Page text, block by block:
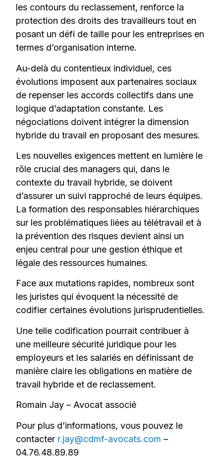
les contours du reclassement, renforce la
protection des droits des travailleurs tout en
posant un défi de taille pour les entreprises en
termes d’organisation interne.
Au-delà du contentieux individuel, ces
évolutions imposent aux partenaires sociaux
de repenser les accords collectifs dans une
logique d’adaptation constante. Les
négociations doivent intégrer la dimension
hybride du travail en proposant des mesures.
Les nouvelles exigences mettent en lumière le
rôle crucial des managers qui, dans le
contexte du travail hybride, se doivent
d’assurer un suivi rapproché de leurs équipes.
La formation des responsables hiérarchiques
sur les problématiques liées au télétravail et à
la prévention des risques devient ainsi un
enjeu central pour une gestion éthique et
légale des ressources humaines.
Face aux mutations rapides, nombreux sont
les juristes qui évoquent la nécessité de
codifier certaines évolutions jurisprudentielles.
Une telle codification pourrait contribuer à
une meilleure sécurité juridique pour les
employeurs et les salariés en définissant de
manière claire les obligations en matière de
travail hybride et de reclassement.
Romain Jay – Avocat associé
Pour plus d’informations, vous pouvez le
contacter r.jay@cdmf-avocats.com –
04.76.48.89.89